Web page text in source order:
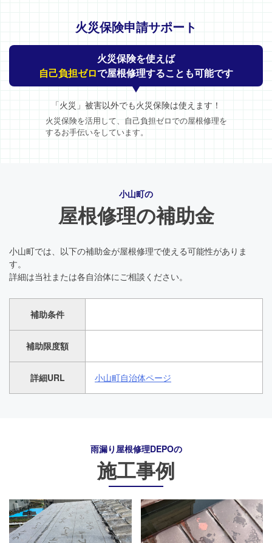
火災保険申請サポート
火災保険を使えば
自己負担ゼロで屋根修理することも可能です
「火災」被害以外でも火災保険は使えます！
火災保険を活用して、自己負担ゼロでの屋根修理を
するお手伝いをしています。
小山町の
屋根修理の補助金
小山町では、以下の補助金が屋根修理で使える可能性がありま
す。
詳細は当社または各自治体にご相談ください。
補助条件
補助限度額
詳細URL 小山町自治体ページ
雨漏り屋根修理DEPOの
施工事例